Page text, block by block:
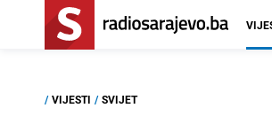
/ VIJESTI / SVIJET